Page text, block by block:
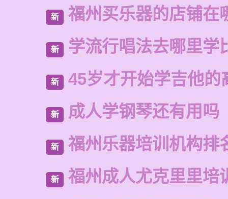
新 福州买乐器的店铺在
新 学流行唱法去哪里学
新 45岁才开始学吉他的
新 成人学钢琴还有用吗
新 福州乐器培训机构排
新 福州成人尤克里里培